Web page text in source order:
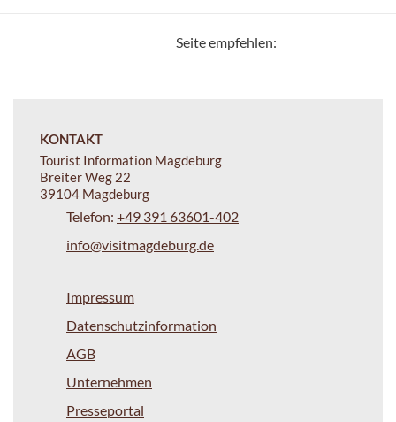
Seite empfehlen:
KONTAKT
Tourist Information Magdeburg
Breiter Weg 22
39104 Magdeburg
Telefon: +49 391 63601-402
info@visitmagdeburg.de
Impressum
Datenschutzinformation
AGB
Unternehmen
Presseportal